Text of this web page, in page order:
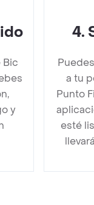
Bic
y
4.
a tu
Punto
esté